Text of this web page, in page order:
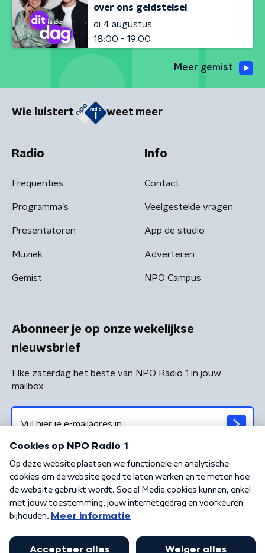
over ons geldstelsel
di 4 augustus
18:00 - 19:00
Meer gemist
Wie luistert weet meer
Radio
Frequenties
Programma's
Presentatoren
Muziek
Gemist
Info
Contact
Veelgestelde vragen
App de studio
Adverteren
NPO Campus
Abonneer je op onze wekelijkse
nieuwsbrief
Elke zaterdag het beste van NPO Radio 1 in jouw
mailbox
Algemene voorwaarden